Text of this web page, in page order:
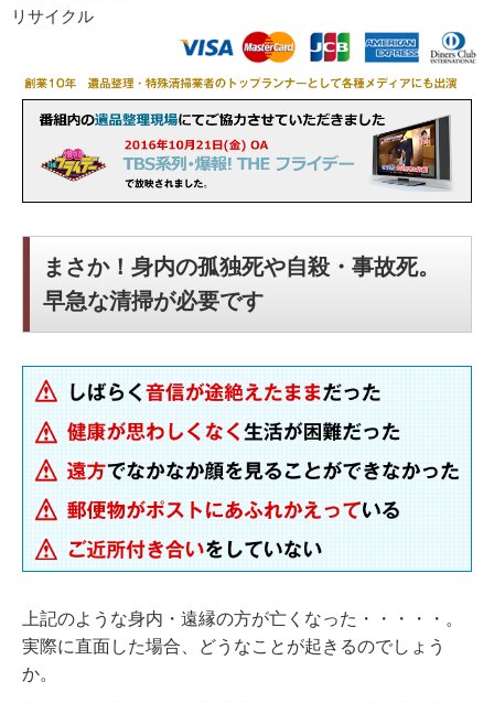
リサイクル
まさか！身内の孤独死や自殺・事故死。
早急な清掃が必要です
上記のような身内・遠縁の方が亡くなった・・・・・。
実際に直面した場合、どうなことが起きるのでしょう
か。